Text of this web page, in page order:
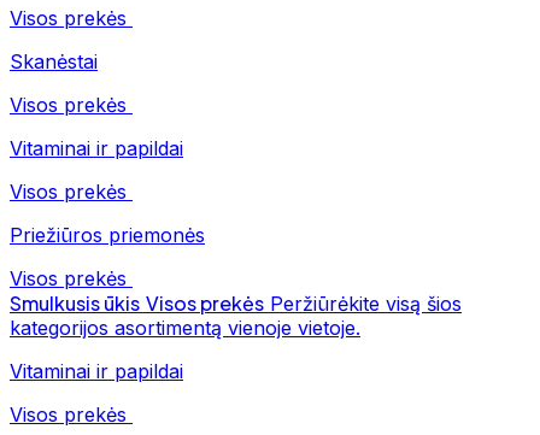
Visos prekės
Skanėstai
Visos prekės
Vitaminai ir papildai
Visos prekės
Priežiūros priemonės
Visos prekės
Smulkusis ūkis Visos prekės Peržiūrėkite visą šios
kategorijos asortimentą vienoje vietoje.
Vitaminai ir papildai
Visos prekės